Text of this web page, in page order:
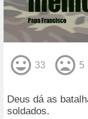
33 5
Deus dá as
soldados.